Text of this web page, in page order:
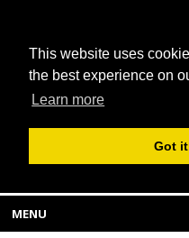
This website uses
the best experience on
Learn more
Got
MENU